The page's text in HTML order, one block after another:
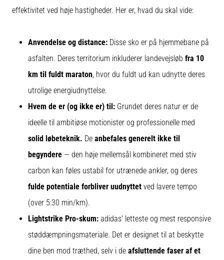
artikler
effektivitet ved høje hastigheder. Her er, hvad du skal vide:
Anvendelse og distance: Disse sko er på hjemmebane på
asfalten. Deres territorium inkluderer landevejsløb fra 10
km til fuldt maraton, hvor du fuldt ud kan udnytte deres
utrolige energiudnyttelse.
Hvem de er (og ikke er) til: Grundet deres natur er de
ideelle til ambitiøse motionister og professionelle med
solid løbeteknik. De anbefales generelt ikke til
begyndere — den høje mellemsål kombineret med stiv
carbon kan føles ustabil for utrænede ankler, og deres
fulde potentiale forbliver uudnyttet ved lavere tempo
(over 5:30 min/km).
Lightstrike Pro-skum: adidas' letteste og mest responsive
støddæmpningsmateriale. Det er designet til at beskytte
dine ben mod træthed, selv i de afsluttende faser af et